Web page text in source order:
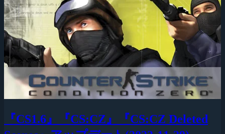
『CS1.6』『CS:CZ』『CS:CZ Deleted